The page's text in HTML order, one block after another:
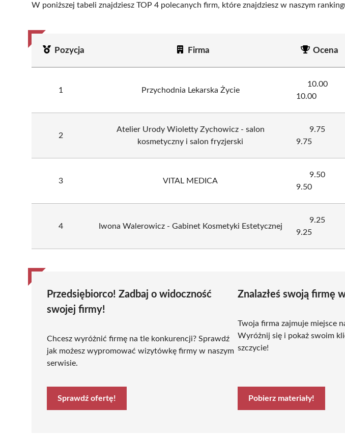
W poniższej tabeli znajdziesz TOP 4 polecanych firm, które znajdziesz w naszym
Pozycja Firma Ocena
1 Przychodnia Lekarska Życie
10.00
10.00
2
Atelier Urody Wioletty Zychowicz - salon
kosmetyczny i salon fryzjerski
9.75
9.75
3 VITAL MEDICA
9.50
9.50
4 Iwona Walerowicz - Gabinet Kosmetyki Estetycznej
9.25
9.25
Przedsiębiorco! Zadbaj o widoczność
swojej firmy!
Chcesz wyróżnić firmę na tle konkurencji? Sprawdź
jak możesz wypromować wizytówkę firmy w naszym
serwisie.
Sprawdź ofertę!
Znalazłeś swoją firmę
Twoja firma zajmuje miejsce
Wyróżnij się i pokaż swoim
szczycie!
Pobierz materiały!